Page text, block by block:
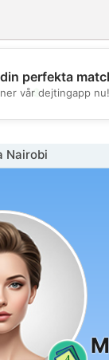
💖
perfekta
vår dejtingapp nu!
Nairobi